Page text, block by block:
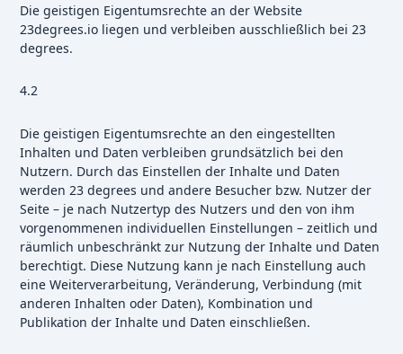
Die geistigen Eigentumsrechte an der Website
23degrees.io liegen und verbleiben ausschließlich bei 23
degrees.
4.2
Die geistigen Eigentumsrechte an den eingestellten
Inhalten und Daten verbleiben grundsätzlich bei den
Nutzern. Durch das Einstellen der Inhalte und Daten
werden 23 degrees und andere Besucher bzw. Nutzer der
Seite – je nach Nutzertyp des Nutzers und den von ihm
vorgenommenen individuellen Einstellungen – zeitlich und
räumlich unbeschränkt zur Nutzung der Inhalte und Daten
berechtigt. Diese Nutzung kann je nach Einstellung auch
eine Weiterverarbeitung, Veränderung, Verbindung (mit
anderen Inhalten oder Daten), Kombination und
Publikation der Inhalte und Daten einschließen.